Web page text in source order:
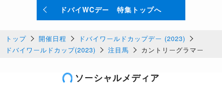
ドバイWCデー 特集トップへ
トップ 開催日程
ドバイワールドカップデー (2023)
ドバイワールドカップ(2023)
注目馬 カントリーグラマー
ソーシャルメディア